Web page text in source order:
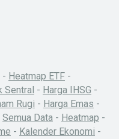
- Heatmap ETF -
Sentral - Harga IHSG -
Rugi - Harga Emas -
Semua Data - Heatmap -
- Kalender Ekonomi -